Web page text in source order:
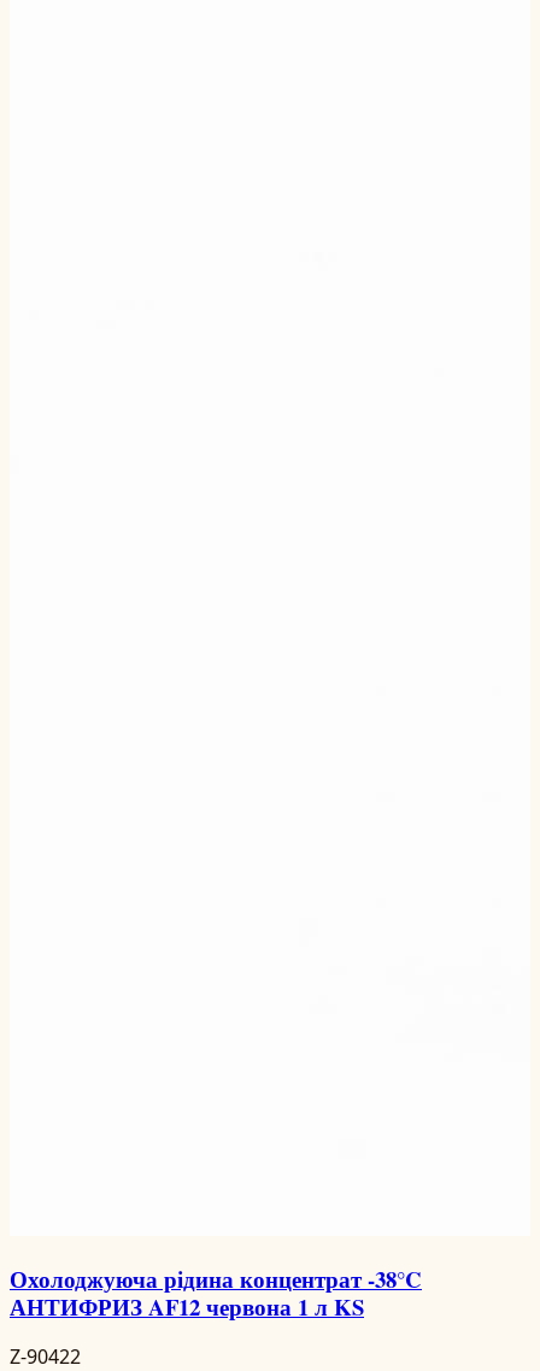
Охолоджуюча рідина концентрат -38°C
АНТИФРИЗ AF12 червона 1 л KS
Z-90422